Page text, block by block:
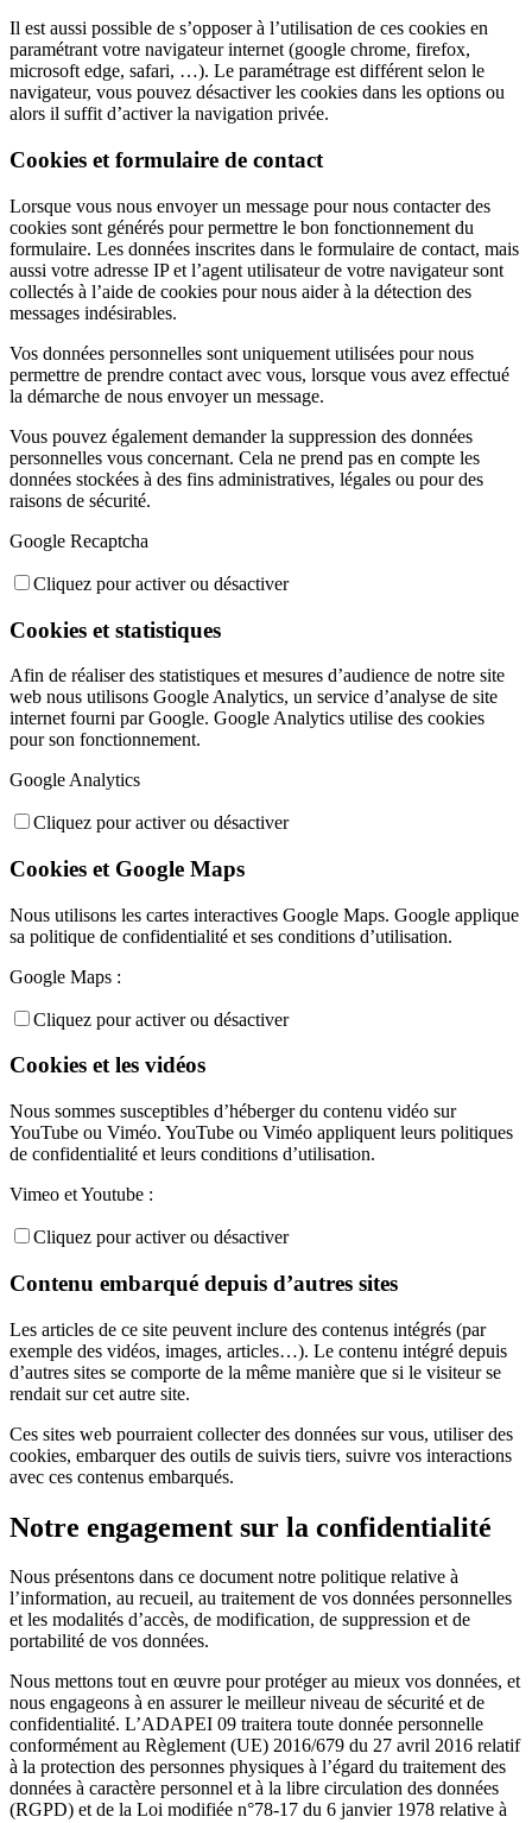
Il est aussi possible de s’opposer à l’utilisation de ces cookies en
paramétrant votre navigateur internet (google chrome, firefox,
microsoft edge, safari, …). Le paramétrage est différent selon le
navigateur, vous pouvez désactiver les cookies dans les options ou
alors il suffit d’activer la navigation privée.
Cookies et formulaire de contact
Lorsque vous nous envoyer un message pour nous contacter des
cookies sont générés pour permettre le bon fonctionnement du
formulaire. Les données inscrites dans le formulaire de contact, mais
aussi votre adresse IP et l’agent utilisateur de votre navigateur sont
collectés à l’aide de cookies pour nous aider à la détection des
messages indésirables.
Vos données personnelles sont uniquement utilisées pour nous
permettre de prendre contact avec vous, lorsque vous avez effectué
la démarche de nous envoyer un message.
Vous pouvez également demander la suppression des données
personnelles vous concernant. Cela ne prend pas en compte les
données stockées à des fins administratives, légales ou pour des
raisons de sécurité.
Google Recaptcha
Cliquez pour activer ou désactiver
Cookies et statistiques
Afin de réaliser des statistiques et mesures d’audience de notre site
web nous utilisons Google Analytics, un service d’analyse de site
internet fourni par Google. Google Analytics utilise des cookies
pour son fonctionnement.
Google Analytics
Cliquez pour activer ou désactiver
Cookies et Google Maps
Nous utilisons les cartes interactives Google Maps. Google applique
sa politique de confidentialité et ses conditions d’utilisation.
Google Maps :
Cliquez pour activer ou désactiver
Cookies et les vidéos
Nous sommes susceptibles d’héberger du contenu vidéo sur
YouTube ou Viméo. YouTube ou Viméo appliquent leurs politiques
de confidentialité et leurs conditions d’utilisation.
Vimeo et Youtube :
Cliquez pour activer ou désactiver
Contenu embarqué depuis d’autres sites
Les articles de ce site peuvent inclure des contenus intégrés (par
exemple des vidéos, images, articles…). Le contenu intégré depuis
d’autres sites se comporte de la même manière que si le visiteur se
rendait sur cet autre site.
Ces sites web pourraient collecter des données sur vous, utiliser des
cookies, embarquer des outils de suivis tiers, suivre vos interactions
avec ces contenus embarqués.
Notre engagement sur la confidentialité
Nous présentons dans ce document notre politique relative à
l’information, au recueil, au traitement de vos données personnelles
et les modalités d’accès, de modification, de suppression et de
portabilité de vos données.
Nous mettons tout en œuvre pour protéger au mieux vos données, et
nous engageons à en assurer le meilleur niveau de sécurité et de
confidentialité. L’ADAPEI 09 traitera toute donnée personnelle
conformément au Règlement (UE) 2016/679 du 27 avril 2016 relatif
à la protection des personnes physiques à l’égard du traitement des
données à caractère personnel et à la libre circulation des données
(RGPD) et de la Loi modifiée n°78-17 du 6 janvier 1978 relative à